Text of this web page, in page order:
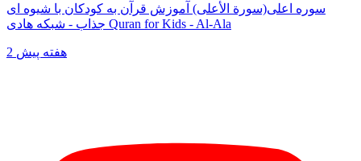
سوره اعلی(سورة الأعلی) آموزش قرآن به کودکان با شیوه ای
جذاب - شبکه هادی Quran for Kids - Al-Ala
2 هفته پیش